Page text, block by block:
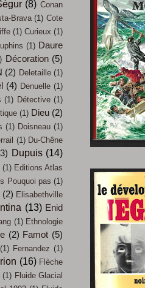
(8) Conan
Brava (1) Cote
(1) Curieux (1)
(1) Daure
Décoration (5)
(2) Deletaille (1)
(4) Denuelle (1)
(1) Détective (1)
(1) Dieu (2)
(1) Doisneau (1)
(1) Du-Chêne
Dupuis (14)
(1) Editions Atlas
Pouquoi pas (1)
(2) Elisabethville
(13) Enid
(1) Ethnologie
(2) Famot (5)
(1) Fernandez (1)
(16) Flèche
(1) Fluide Glacial